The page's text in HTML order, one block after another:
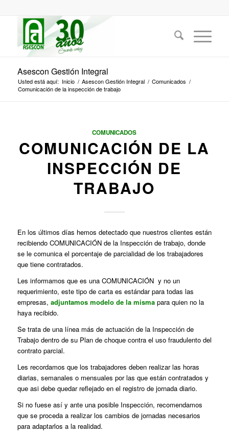
Asescon Gestión Integral
Usted está aquí: Inicio / Asescon Gestión Integral / Comunicados /
Comunicación de la inspección de trabajo
COMUNICADOS
COMUNICACIÓN DE LA
INSPECCIÓN DE
TRABAJO
En los últimos días hemos detectado que nuestros clientes están
recibiendo COMUNICACIÓN de la Inspección de trabajo, donde
se le comunica el porcentaje de parcialidad de los trabajadores
que tiene contratados.
Les informamos que es una COMUNICACIÓN y no un
requerimiento, este tipo de carta es estándar para todas las
empresas, adjuntamos modelo de la mismapara quien no la
haya recibido.
Se trata de una línea más de actuación de la Inspección de
Trabajo dentro de su Plan de choque contra el uso fraudulento del
contrato parcial.
Les recordamos que los trabajadores deben realizar las horas
diarias, semanales o mensuales por las que están contratados y
que asi debe quedar reflejado en el registro de jornada diario.
Si no fuese así y ante una posible Inspección, recomendamos
que se proceda a realizar los cambios de jornadas necesarios
para adaptarlos a la realidad.